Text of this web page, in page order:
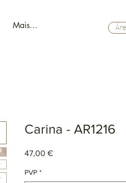
Mais...
Carina - AR1216
47,00 €Preço
PVP *